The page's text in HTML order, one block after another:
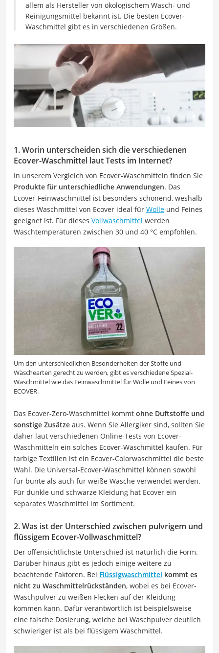
allem als Hersteller von ökologischem Wasch- und
Reinigungsmittel bekannt ist. Die besten Ecover-
Waschmittel gibt es in verschiedenen Größen.
1. Worin unterscheiden sich die verschiedenen
Ecover-Waschmittel laut Tests im Internet?
In unserem Vergleich von Ecover-Waschmitteln finden Sie
Produkte für unterschiedliche Anwendungen. Das
Ecover-Feinwaschmittel ist besonders schonend, weshalb
dieses Waschmittel von Ecover ideal für Wolle und Feines
geeignet ist. Für dieses Vollwaschmittel werden
Waschtemperaturen zwischen 30 und 40 °C empfohlen.
Um den unterschiedlichen Besonderheiten der Stoffe und
Wäschearten gerecht zu werden, gibt es verschiedene Spezial-
Waschmittel wie das Feinwaschmittel für Wolle und Feines von
ECOVER.
Das Ecover-Zero-Waschmittel kommt ohne Duftstoffe und
sonstige Zusätze aus. Wenn Sie Allergiker sind, sollten Sie
daher laut verschiedenen Online-Tests von Ecover-
Waschmitteln ein solches Ecover-Waschmittel kaufen. Für
farbige Textilien ist ein Ecover-Colorwaschmittel die beste
Wahl. Die Universal-Ecover-Waschmittel können sowohl
für bunte als auch für weiße Wäsche verwendet werden.
Für dunkle und schwarze Kleidung hat Ecover ein
separates Waschmittel im Sortiment.
2. Was ist der Unterschied zwischen pulvrigem und
flüssigem Ecover-Vollwaschmittel?
Der offensichtlichste Unterschied ist natürlich die Form.
Darüber hinaus gibt es jedoch einige weitere zu
beachtende Faktoren. Bei Flüssigwaschmittel kommt es
nicht zu Waschmittelrückständen, wobei es bei Ecover-
Waschpulver zu weißen Flecken auf der Kleidung
kommen kann. Dafür verantwortlich ist beispielsweise
eine falsche Dosierung, welche bei Waschpulver deutlich
schwieriger ist als bei flüssigem Waschmittel.